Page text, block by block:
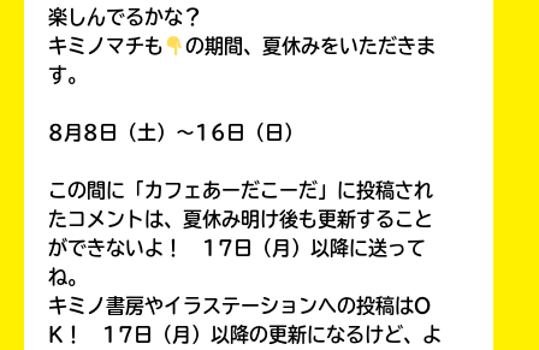
楽しんでるかな？
キミノマチも
の期間、夏休みをいただきま
す。
8月8日（土）～16日（日）
この間に「カフェあーだこーだ」に投稿され
たコメントは、夏休み明け後も更新すること
ができないよ！ 17日（月）以降に送って
ね。
キミノ書房やイラステーションへの投稿はO
K！ 17日（月）以降の更新になるけど、よ